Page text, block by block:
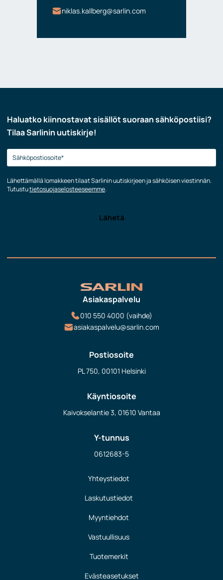
niklas.kallberg@sarlin.com
Haluatko kiinnostavat sisällöt suoraan sähköpostiisi?
Tilaa Sarlinin uutiskirje!
Lähettämällä lomakkeen tilaat Sarlinin uutiskirjeen ja sähköisen viestinnän.
Tutustutietosuojaselosteeseemme.
Asiakaspalvelu
010 550 4000 (vaihde)
asiakaspalvelu@sarlin.com
Postiosoite
PL 750, 00101 Helsinki
Käyntiosoite
Kaivokselantie 3, 01610 Vantaa
Y-tunnus
0612683-5
Yhteystiedot
Laskutustiedot
Myyntiehdot
Vastuullisuus
Tuotemerkit
Evästeasetukset